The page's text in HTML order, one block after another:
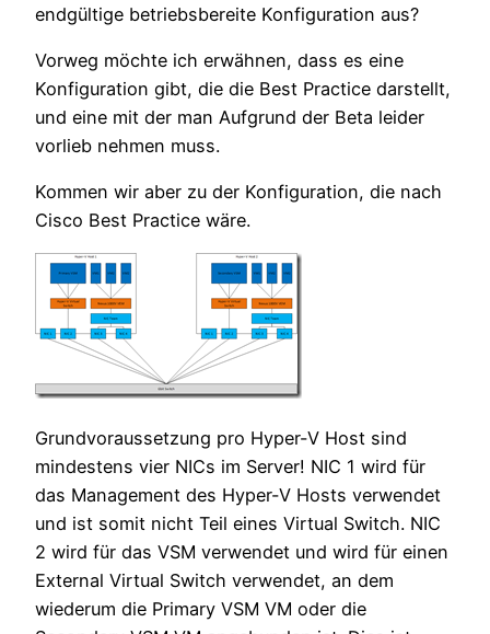
endgültige betriebsbereite Konfiguration aus?
Vorweg möchte ich erwähnen, dass es eine
Konfiguration gibt, die die Best Practice darstellt,
und eine mit der man Aufgrund der Beta leider
vorlieb nehmen muss.
Kommen wir aber zu der Konfiguration, die nach
Cisco Best Practice wäre.
Grundvoraussetzung pro Hyper-V Host sind
mindestens vier NICs im Server! NIC 1 wird für
das Management des Hyper-V Hosts verwendet
und ist somit nicht Teil eines Virtual Switch. NIC
2 wird für das VSM verwendet und wird für einen
External Virtual Switch verwendet, an dem
wiederum die Primary VSM VM oder die